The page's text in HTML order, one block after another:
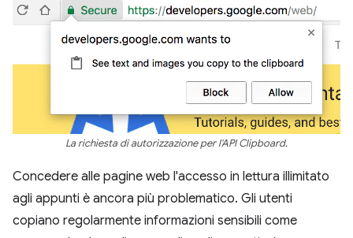
La richiesta di autorizzazione per l'API Clipboard.
Concedere alle pagine web l'accesso in lettura illimitato
agli appunti è ancora più problematico. Gli utenti
copiano regolarmente informazioni sensibili come